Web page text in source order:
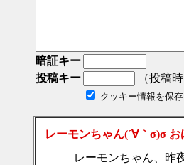
暗証キー
投稿キー
（投稿時
クッキー情報を保存
レーモンちゃん(´∀｀σ)σ お
レーモンちゃん、昨